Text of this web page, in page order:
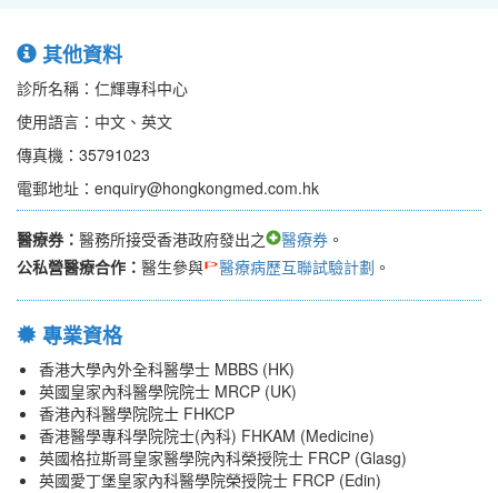
其他資料
診所名稱：仁輝專科中心
使用語言：中文、英文
傳真機：35791023
電郵地址：enquiry@hongkongmed.com.hk
醫療券： 醫務所接受香港政府發出之 醫療券 。
公私營醫療合作： 醫生參與 醫療病歷互聯試驗計劃 。
專業資格
香港大學內外全科醫學士 MBBS (HK)
英國皇家內科醫學院院士 MRCP (UK)
香港內科醫學院院士 FHKCP
香港醫學專科學院院士(內科) FHKAM (Medicine)
英國格拉斯哥皇家醫學院內科榮授院士 FRCP (Glasg)
英國愛丁堡皇家內科醫學院榮授院士 FRCP (Edin)